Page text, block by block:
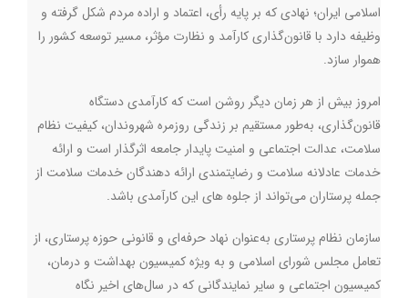
اسلامی ایران؛ نهادی که بر پایه رأی، اعتماد و اراده مردم شکل گرفته و
وظیفه دارد با قانون‌گذاری کارآمد و نظارت مؤثر، مسیر توسعه کشور را
هموار سازد.
امروز بیش از هر زمان دیگر روشن است که کارآمدی دستگاه
قانون‌گذاری، به‌طور مستقیم بر زندگی روزمره شهروندان، کیفیت نظام
سلامت، عدالت اجتماعی و امنیت پایدار جامعه اثرگذار است و ارائه
خدمات عادلانه سلامت و رضایتمندی ارائه دهندگان خدمات سلامت از
جمله پرستاران می‌تواند از جلوه های این کارآمدی باشد.
سازمان نظام پرستاری به‌عنوان نهاد حرفه‌ای و قانونی حوزه پرستاری، از
تعامل مجلس شورای اسلامی و به ‌ویژه کمیسیون بهداشت و درمان،
کمیسیون اجتماعی و سایر نمایندگانی که در سال‌های اخیر نگاه